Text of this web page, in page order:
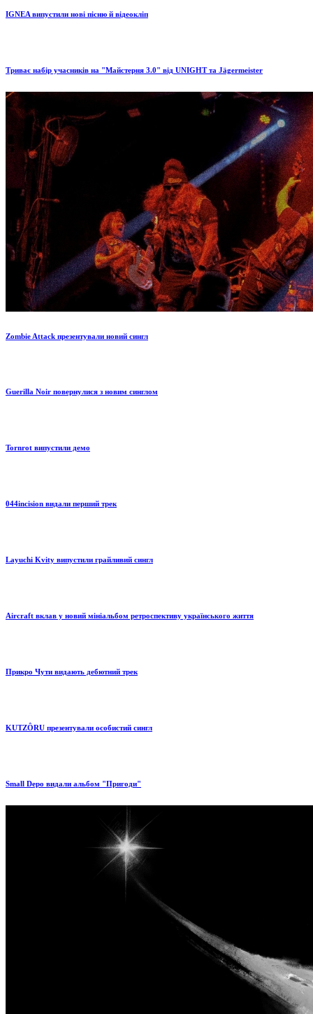
IGNEA випустили нові пісню й відеокліп
Триває набір учасників на "Майстерня 3.0" від UNIGHT та Jägermeister
Zombie Attack презентували новий сингл
Guerilla Noir повернулися з новим синглом
Tornrot випустили демо
044incision видали перший трек
Layuchi Kvity випустили грайливий сингл
Aircraft вклав у новий мініальбом ретроспективу українського життя
Прикро Чути видають дебютний трек
KUTZÔRU презентували особистий сингл
Small Depo видали альбом "Пригоди"